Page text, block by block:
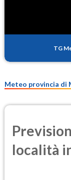
PM25
TG
Meteo provincia di
località